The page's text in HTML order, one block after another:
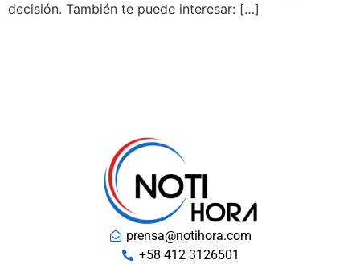
decisión. También te puede interesar: […]
prensa@notihora.com
+58 412 3126501